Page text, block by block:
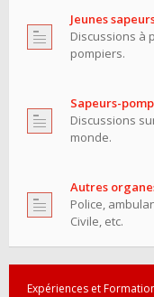
Jeunes
Discussions à
pompiers.
Sapeurs-
Discussions
monde.
Autres
Police,
Civile, etc.
Expériences et